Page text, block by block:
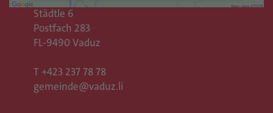
powered by
Management Platform
Städtle 6
Postfach 283
FL-9490 Vaduz
T +423 237 78 78
gemeinde@vaduz.li